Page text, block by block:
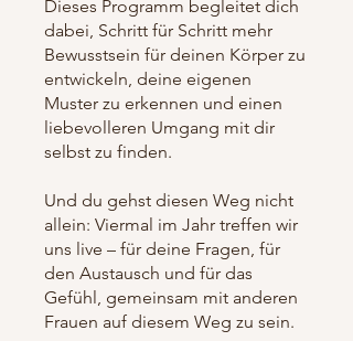
Dieses Programm begleitet dich
dabei, Schritt für Schritt mehr
Bewusstsein für deinen Körper zu
entwickeln, deine eigenen
Muster zu erkennen und einen
liebevolleren Umgang mit dir
selbst zu finden.
Und du gehst diesen Weg nicht
allein: Viermal im Jahr treffen wir
uns live – für deine Fragen, für
den Austausch und für das
Gefühl, gemeinsam mit anderen
Frauen auf diesem Weg zu sein.